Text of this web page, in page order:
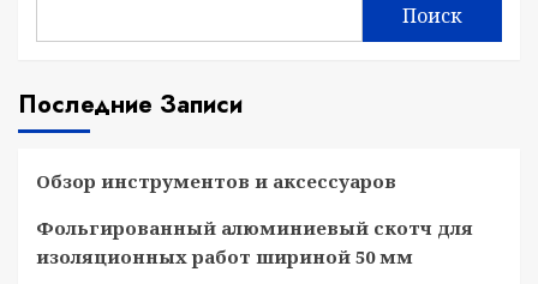
Поиск
Последние Записи
Обзор инструментов и аксессуаров
Фольгированный алюминиевый скотч для
изоляционных работ шириной 50 мм